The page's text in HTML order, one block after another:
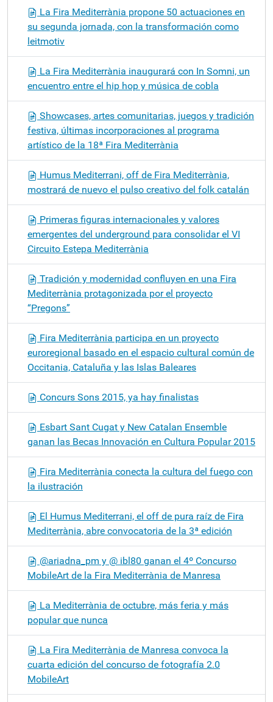
La Fira Mediterrània propone 50 actuaciones en
su segunda jornada, con la transformación como
leitmotiv
La Fira Mediterrània inaugurará con In Somni, un
encuentro entre el hip hop y música de cobla
Showcases, artes comunitarias, juegos y tradición
festiva, últimas incorporaciones al programa
artístico de la 18ª Fira Mediterrània
Humus Mediterrani, off de Fira Mediterrània,
mostrará de nuevo el pulso creativo del folk catalán
Primeras figuras internacionales y valores
emergentes del underground para consolidar el VI
Circuito Estepa Mediterrània
Tradición y modernidad confluyen en una Fira
Mediterrània protagonizada por el proyecto
“Pregons”
Fira Mediterrània participa en un proyecto
euroregional basado en el espacio cultural común de
Occitania, Cataluña y las Islas Baleares
Concurs Sons 2015, ya hay finalistas
Esbart Sant Cugat y New Catalan Ensemble
ganan las Becas Innovación en Cultura Popular 2015
Fira Mediterrània conecta la cultura del fuego con
la ilustración
El Humus Mediterrani, el off de pura raíz de Fira
Mediterrània, abre convocatoria de la 3ª edición
@ariadna_pm y @ ibl80 ganan el 4º Concurso
MobileArt de la Fira Mediterrània de Manresa
La Mediterrània de octubre, más feria y más
popular que nunca
La Fira Mediterrània de Manresa convoca la
cuarta edición del concurso de fotografía 2.0
MobileArt